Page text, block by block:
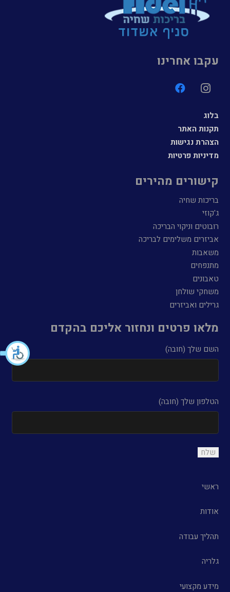
עקבו אחרינו
בלוג
תקנות האתר
הצהרת נגישות
מדיניות פרטיות
קישורים מהירים
בריכות שחיה
ג'קוזי
רובוטים וניקוי הבריכה
אביזרים משלימים לבריכה
משאבות
מתנפחים
טאבונים
משחקי שולחן
גרילים ואביזרים
מלאו פרטים ונחזור אליכם בהקדם
השם שלך (חובה)
הטלפון שלך (חובה)
ראשי
אודות
תהליך עבודה
גלריה
מידע מקצועי